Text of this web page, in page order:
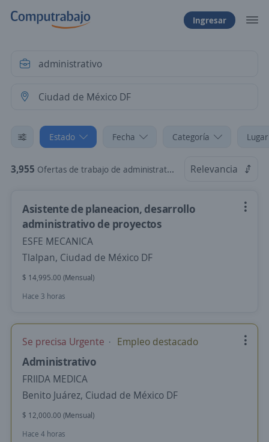
Ingresar
Estado Fecha Categoría
3,955 Ofertas de trabajo de administrativo en Ciudad de México DF Relevancia
Asistente de planeacion, desarrollo
administrativo de proyectos
ESFE MECANICA
Tlalpan, Ciudad de México DF
$ 14,995.00 (Mensual)
Hace 3 horas
Se precisa Urgente Empleo destacado
Administrativo
FRIIDA MEDICA
Benito Juárez, Ciudad de México DF
$ 12,000.00 (Mensual)
Hace 4 horas